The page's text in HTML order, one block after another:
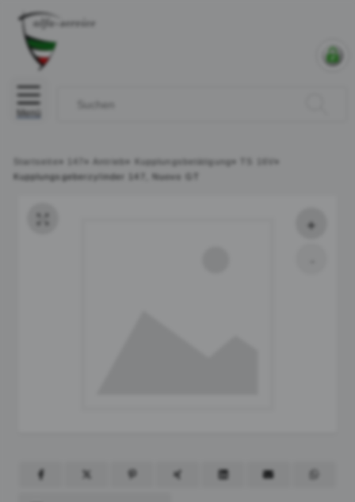
Menü
Startseite » » Antrieb » Kupplungsbetätigung»
»
Kupplungsgeberzylinder 147, Nuovo GT